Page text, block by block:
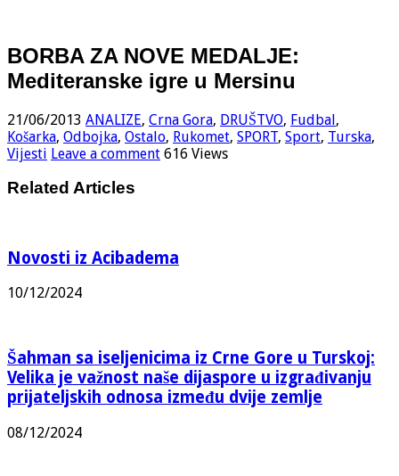
BORBA ZA NOVE MEDALJE:
Mediteranske igre u Mersinu
21/06/2013 ANALIZE, Crna Gora, DRUŠTVO, Fudbal,
Košarka, Odbojka, Ostalo, Rukomet, SPORT, Sport, Turska,
Vijesti Leave a comment 616 Views
Related Articles
Novosti iz Acibadema
10/12/2024
Šahman sa iseljenicima iz Crne Gore u Turskoj:
Velika je važnost naše dijaspore u izgrađivanju
prijateljskih odnosa između dvije zemlje
08/12/2024